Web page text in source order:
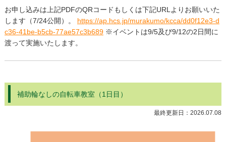
お申し込みは上記PDFのQRコードもしくは下記URLよりお願いいた
します（7/24公開）。 https://ap.hcs.jp/murakumo/kcca/dd0f12e3-d
c36-41be-b5cb-77ae57c3b689※イベントは9/5及び9/12の2日間に
渡って実施いたします。
補助輪なしの自転車教室（1日目）
最終更新日：2026.07.08